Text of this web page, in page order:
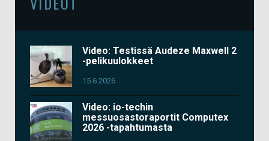
Video: Testissä Audeze Maxwell 2
-pelikuulokkeet
15.6.2026
Video: io-techin
messuosastoraportit Computex
2026 -tapahtumasta